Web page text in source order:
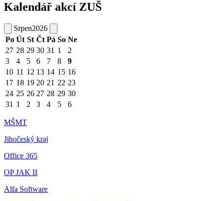
Kalendář akcí ZUŠ
Srpen2026
Po Út St Čt Pá So Ne
27 28 29 30 31 1
2
3
4 5 6 7 8
9
10 11 12 13 14 15 16
17 18 19 20 21 22 23
24 25 26 27 28 29 30
31 1 2 3 4 5 6
MŠMT
Jihočeský kraj
Office 365
OP JAK II
Alfa Software